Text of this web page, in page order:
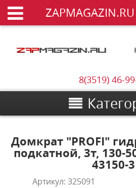
8(3519) 46-
Домкрат "PROFI"
подкатной, 3т, 130-
43150-3
Артикул:325091